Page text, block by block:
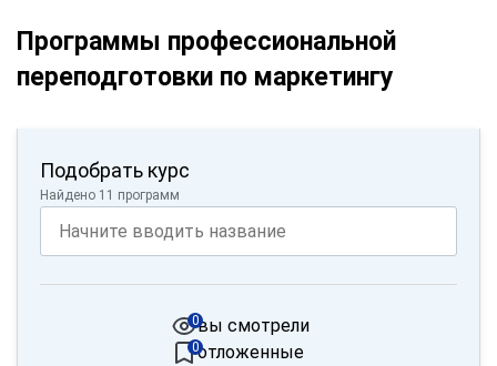
Программы профессиональной
переподготовки по маркетингу
Подобрать курс
Найдено 11 программ
вы смотрели
0
отложенные
0